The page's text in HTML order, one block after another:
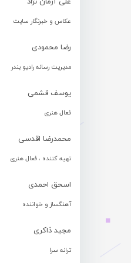
عکاس و خبرنگار سایت
رضا محمودی
مدیریت رسانه رادیو بندر
یوسف قشمی
فعال هنری
محمدرضا اقدسی
تهیه کننده ، فعال هنری
اسحق احمدی
آهنگساز و خواننده
مجید ذاکری
ترانه سرا